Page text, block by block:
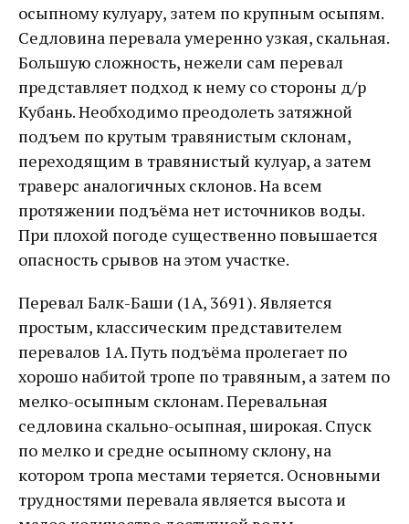
осыпному кулуару, затем по крупным осыпям.
Седловина перевала умеренно узкая, скальная.
Большую сложность, нежели сам перевал
представляет подход к нему со стороны д/р
Кубань. Необходимо преодолеть затяжной
подъем по крутым травянистым склонам,
переходящим в травянистый кулуар, а затем
траверс аналогичных склонов. На всем
протяжении подъёма нет источников воды.
При плохой погоде существенно повышается
опасность срывов на этом участке.
Перевал Балк-Баши (1А, 3691). Является
простым, классическим представителем
перевалов 1А. Путь подъёма пролегает по
хорошо набитой тропе по травяным, а затем по
мелко-осыпным склонам. Перевальная
седловина скально-осыпная, широкая. Спуск
по мелко и средне осыпному склону, на
котором тропа местами теряется. Основными
трудностями перевала является высота и